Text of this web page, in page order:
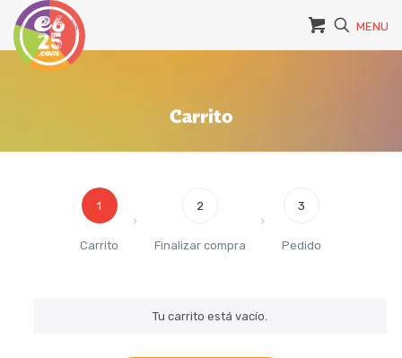
MENU
Carrito
1
Carrito
2
Finalizar compra
3
Pedido
Tu carrito está vacío.